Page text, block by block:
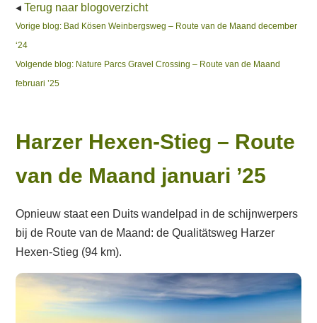
◂ Terug naar blogoverzicht
Bericht
navigatie
Vorige blog: Previous
Bad Kösen Weinbergsweg – Route van de Maand december
‘24
Volgende blog: Next
Nature Parcs Gravel Crossing – Route van de Maand
februari ’25
Harzer Hexen-Stieg – Route
van de Maand januari ’25
Opnieuw staat een Duits wandelpad in de schijnwerpers
bij de Route van de Maand: de Qualitätsweg Harzer
Hexen-Stieg (94 km).